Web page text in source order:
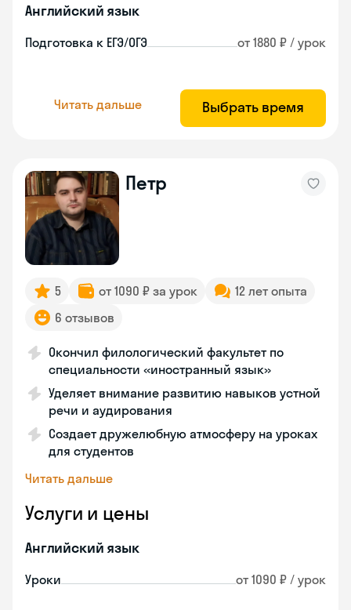
Английский язык
Подготовка к ЕГЭ/ОГЭ от 1880 ₽ / урок
Читать дальше Выбрать время
Петр
5 от 1090 ₽ за урок
12 лет опыта
6 отзывов
Окончил филологический факультет по
специальности «иностранный язык»
Уделяет внимание развитию навыков устной
речи и аудирования
Создает дружелюбную атмосферу на уроках
для студентов
Читать дальше
Услуги и цены
Английский язык
Уроки от 1090 ₽ / урок